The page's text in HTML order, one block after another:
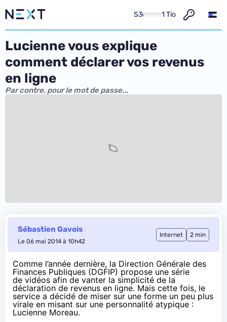
S3 1 Tio
Lucienne vous explique
comment déclarer vos revenus
en ligne
Par contre, pour le mot de passe...
Sébastien Gavois
Le 06 mai 2014 à 10h42
Internet 2 min
Comme l’année dernière, la Direction Générale des
Finances Publiques (DGFIP) propose une série
de vidéos afin de vanter la simplicité de la
déclaration de revenus en ligne. Mais cette fois, le
service a décidé de miser sur une forme un peu plus
virale en misant sur une personnalité atypique :
Lucienne Moreau.